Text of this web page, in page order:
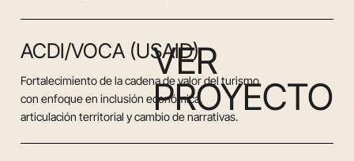
ACDI/VOCA (USAID)
Fortalecimiento de la cadena de valor del turismo
con enfoque en inclusión económica,
articulación territorial y cambio de narrativas.
VER
PROYECTO